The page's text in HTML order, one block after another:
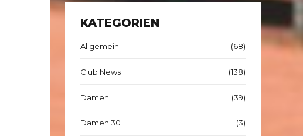
KATEGORIEN
Allgemein (68)
Club News (138)
Damen (39)
Damen 30 (3)